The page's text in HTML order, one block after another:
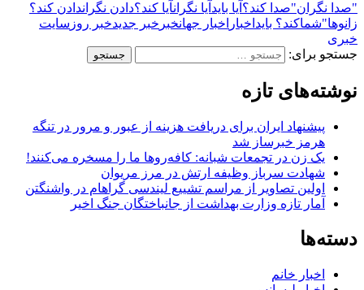
"صدا نگران"صدا کند؟ آیا باید آیا نگرانآیا کند؟دادن نگراندادن کند؟
زانوها"شماکند؟ باید اخبار اخبار جهانخبر خبر جدیدخبر روز سایت
خبری
جستجو برای:
نوشته‌های تازه
پیشنهاد ایران برای دریافت هزینه از عبور و مرور در تنگه
هرمز خبرساز شد
یک زن در تجمعات شبانه: کافه‌روها ما را مسخره می‌کنند!
شهادت سرباز وظیفه ارتش در مرز مریوان
اولین تصاویر از مراسم تشییع لیندسی گراهام در واشنگتن
آمار تازه وزارت بهداشت از جانباختگان جنگ اخیر
دسته‌ها
اخبار خانم